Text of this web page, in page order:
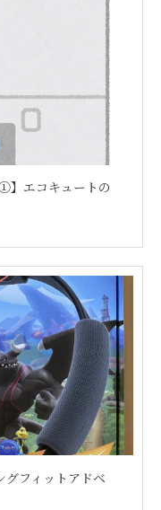
】エコキュートの
グフィットアドベ